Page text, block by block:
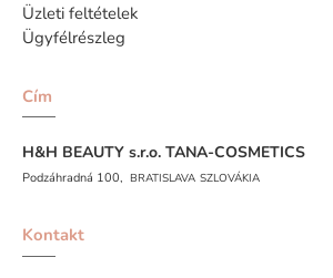
Üzleti feltételek
Ügyfélrészleg
Cím
H&H BEAUTY s.r.o. TANA-COSMETICS
Podzáhradná 100, BRATISLAVA SZLOVÁKIA
Kontakt